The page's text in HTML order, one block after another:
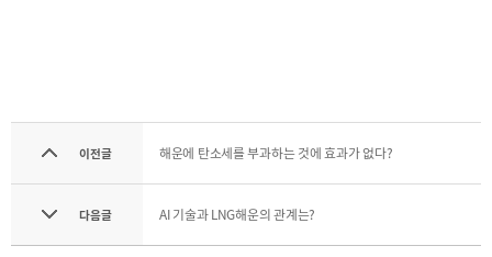
통합검색개인정보처리방침
이메일무단수집거부
사이트맵Family
Site
이전글 해운에 탄소세를 부과하는 것에 효과가 없다?
다음글 AI 기술과 LNG해운의 관계는?